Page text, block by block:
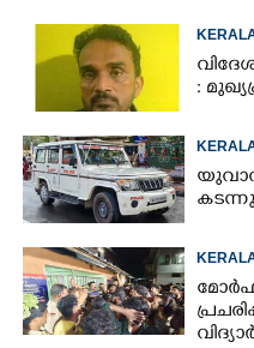
:
കടന്നു
മോർഫ്